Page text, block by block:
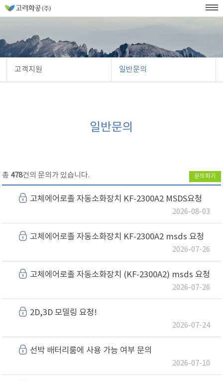
홈
션
ENG SITEMAP
인
고객지원 일반문의
일반문의
총 478건의 문의가 있습니다. 문의하기
고체에어로졸 자동소화장치 KF-2300A2 MSDS요청
2026-08-03
고체에어로졸 자동소화장치 KF-2300A2 msds 요청
2026-07-26
고체에어로졸 자동소화장치 (KF-2300A2) msds 요청
2026-07-26
2D,3D 모델링 요청!
2026-07-24
선박 배터리룸에 사용 가능 여부 문의
2026-07-10